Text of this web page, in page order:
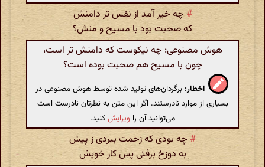
# چه خیر آمد از نفس تر دامنش
که صحبت بود با مسیح و منش؟
هوش مصنوعی: چه نیکوست که دامنش تر است،
چون با مسیح هم صحبت بوده است؟
اخطار: برگردان‌های تولید شده توسط هوش مصنوعی در
بسیاری از موارد نادرستند. اگر این متن به نظرتان نادرست است
می‌توانید آن را ویرایشکنید.
# چه بودی که زحمت ببردی ز پیش
به دوزخ برفتی پس کار خویش